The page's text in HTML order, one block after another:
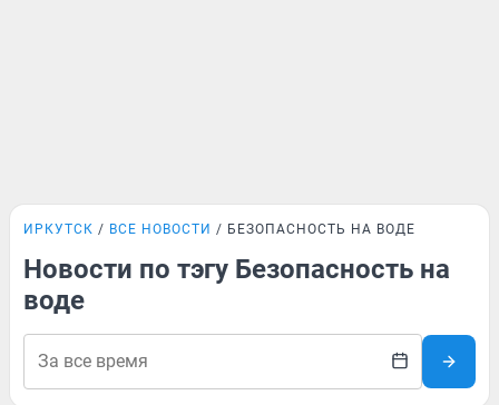
ИРКУТСК ВСЕ НОВОСТИ БЕЗОПАСНОСТЬ НА ВОДЕ
Новости по тэгу Безопасность на
воде